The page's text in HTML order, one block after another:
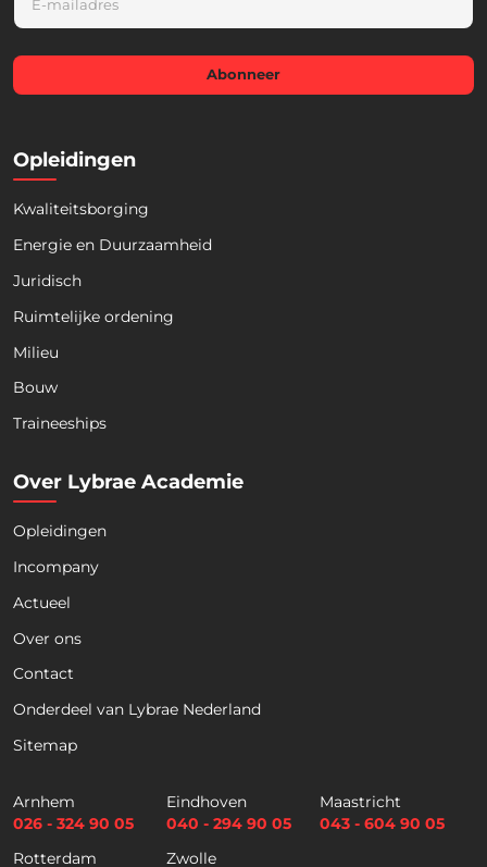
a
i
*
Abonneer
Opleidingen
Kwaliteitsborging
Energie en Duurzaamheid
Juridisch
Ruimtelijke ordening
Milieu
Bouw
Traineeships
Over Lybrae Academie
Opleidingen
Incompany
Actueel
Over ons
Contact
Onderdeel van Lybrae Nederland
Sitemap
Arnhem
026 - 324 90 05
Eindhoven
040 - 294 90 05
Maastricht
043 - 604 90 05
Rotterdam
Zwolle
Naam
Telefoon
m
a
lSelectievakjes *